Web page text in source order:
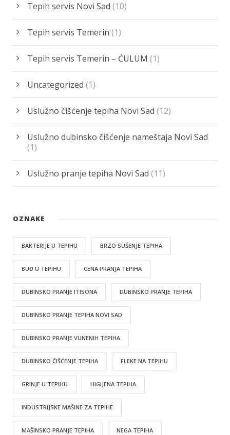
Tepih servis Novi Sad (10)
Tepih servis Temerin (1)
Tepih servis Temerin – ĆULUM (1)
Uncategorized (1)
Uslužno čišćenje tepiha Novi Sad (12)
Uslužno dubinsko čišćenje nameštaja Novi Sad
(1)
Uslužno pranje tepiha Novi Sad (11)
OZNAKE
BAKTERIJE U TEPIHU BRZO SUŠENJE TEPIHA
BUĐ U TEPIHU CENA PRANJA TEPIHA
DUBINSKO PRANJE ITISONA DUBINSKO PRANJE TEPIHA
DUBINSKO PRANJE TEPIHA NOVI SAD
DUBINSKO PRANJE VUNENIH TEPIHA
DUBINSKO ČIŠĆENJE TEPIHA FLEKE NA TEPIHU
GRINJE U TEPIHU HIGIJENA TEPIHA
INDUSTRIJSKE MAŠINE ZA TEPIHE
MAŠINSKO PRANJE TEPIHA NEGA TEPIHA